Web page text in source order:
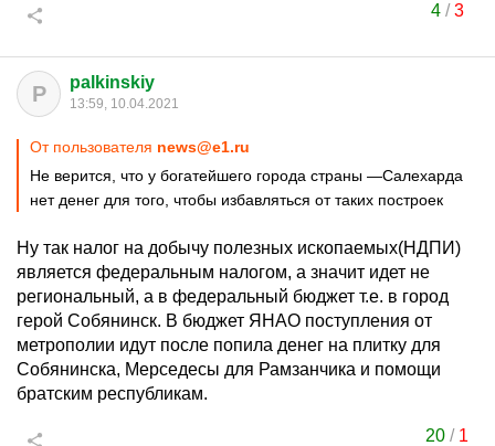
4/3
P palkinskiy
13:59, 10.04.2021
От пользователя news@e1.ru
Не верится, что у богатейшего города страны —Салехарда
нет денег для того, чтобы избавляться от таких построек
Ну так налог на добычу полезных ископаемых(НДПИ)
является федеральным налогом, а значит идет не
региональный, а в федеральный бюджет т.е. в город
герой Собянинск. В бюджет ЯНАО поступления от
метрополии идут после попила денег на плитку для
Собянинска, Мерседесы для Рамзанчика и помощи
братским республикам.
20 / 1